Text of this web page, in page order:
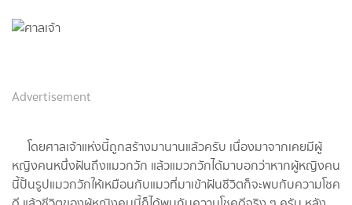
Advertisement
โดยศาลเจ้าแห่งนี้ถูกสร้างมานานแล้วครับ เนื่องมาจากเคยมีผู้
หญิงคนหนึ่งฝันถึงแมวกวัก แล้วแมวกวักได้มาบอกว่าหากผู้หญิงคน
นี้ปั้นรูปแมวกวักให้เหมือนกับแมวที่มาเข้าฝันชีวิตก็จะพบกับความโชค